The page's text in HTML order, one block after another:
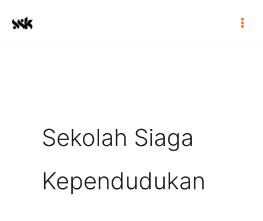
content
Sekolah Siaga
Kependudukan